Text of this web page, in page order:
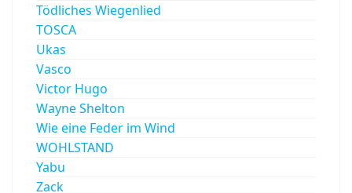
Tödliches Wiegenlied
TOSCA
Ukas
Vasco
Victor Hugo
Wayne Shelton
Wie eine Feder im Wind
WOHLSTAND
Yabu
Zack